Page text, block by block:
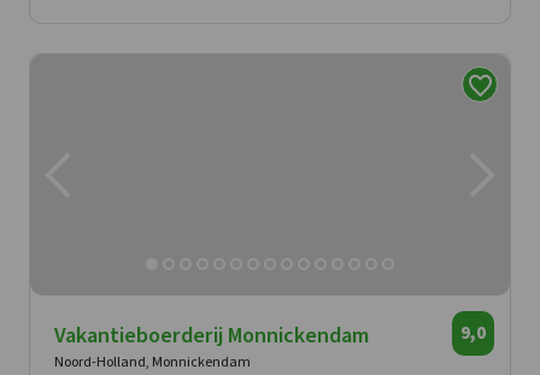
Vakantieboerderij Monnickendam
Noord-Holland, Monnickendam
9,0